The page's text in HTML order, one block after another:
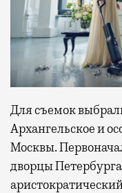
Для съемок
Архангельское и
Москвы.
дворцы